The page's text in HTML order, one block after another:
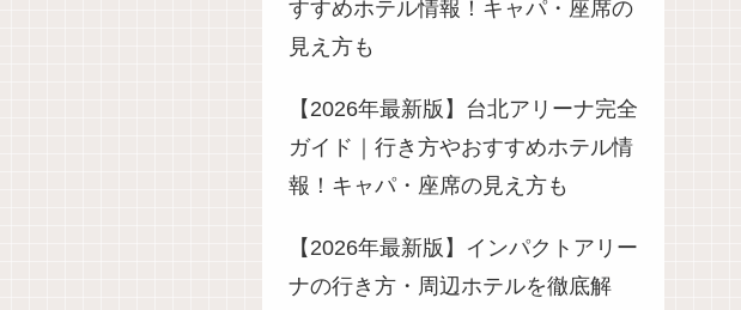
すすめホテル情報！キャパ・座席の
見え方も
【2026年最新版】台北アリーナ完全
ガイド｜行き方やおすすめホテル情
報！キャパ・座席の見え方も
【2026年最新版】インパクトアリー
ナの行き方・周辺ホテルを徹底解